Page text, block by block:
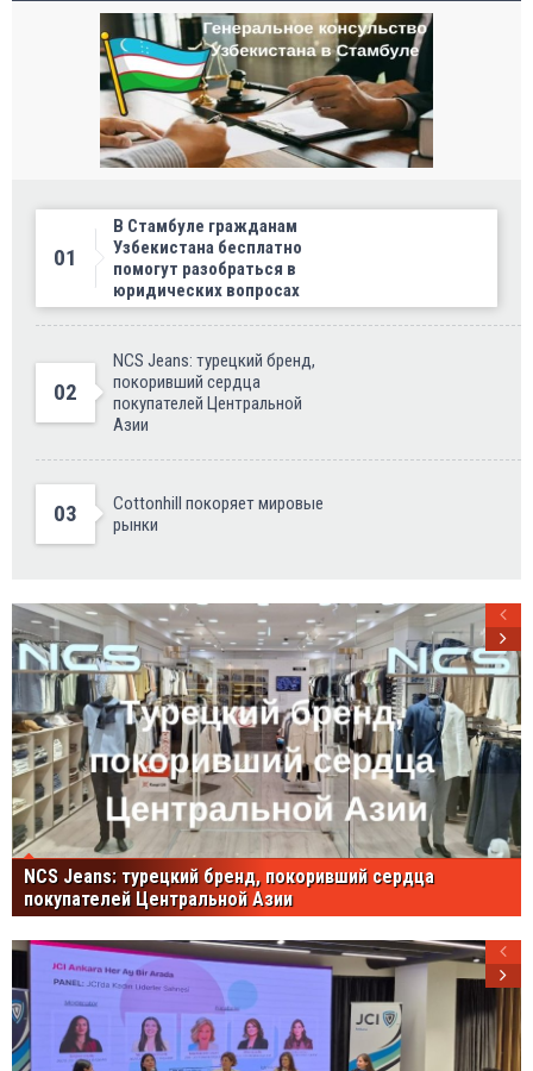
01
В Стамбуле гражданам
Узбекистана бесплатно
помогут разобраться в
юридических вопросах
02
NCS Jeans: турецкий бренд,
покоривший сердца
покупателей Центральной
Азии
03
Cottonhill покоряет мировые
рынки
NCS Jeans: турецкий бренд, покоривший сердца
покупателей Центральной Азии